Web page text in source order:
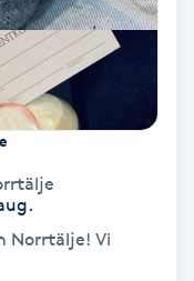
Norrtälje! Vi